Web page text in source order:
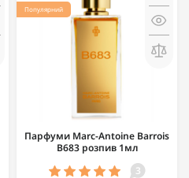
Популярний
Парфуми Marc-Antoine Barrois
B683 розпив 1мл
3